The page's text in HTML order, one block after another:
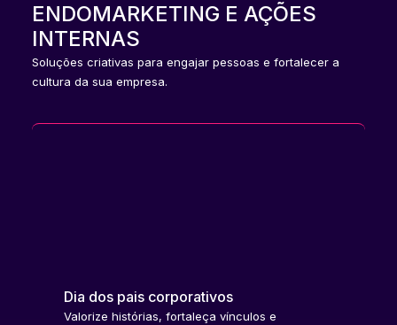
ENDOMARKETING E AÇÕES
INTERNAS
Soluções criativas para engajar pessoas e fortalecer a
cultura da sua empresa.
Dia dos pais corporativos
Valorize histórias, fortaleça vínculos e